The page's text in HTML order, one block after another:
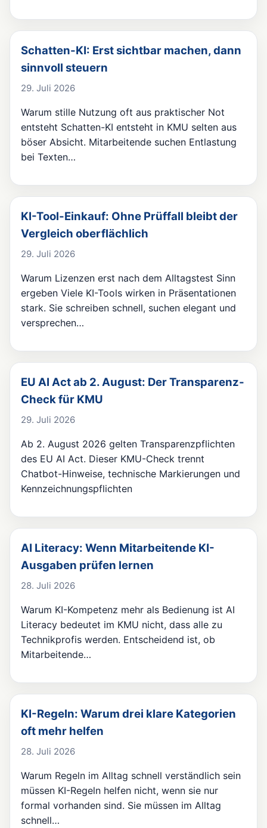
Schatten-KI: Erst sichtbar machen, dann
sinnvoll steuern
29. Juli 2026
Warum stille Nutzung oft aus praktischer Not
entsteht Schatten-KI entsteht in KMU selten aus
böser Absicht. Mitarbeitende suchen Entlastung
bei Texten…
KI-Tool-Einkauf: Ohne Prüffall bleibt der
Vergleich oberflächlich
29. Juli 2026
Warum Lizenzen erst nach dem Alltagstest Sinn
ergeben Viele KI-Tools wirken in Präsentationen
stark. Sie schreiben schnell, suchen elegant und
versprechen…
EU AI Act ab 2. August: Der Transparenz-
Check für KMU
29. Juli 2026
Ab 2. August 2026 gelten Transparenzpflichten
des EU AI Act. Dieser KMU-Check trennt
Chatbot-Hinweise, technische Markierungen und
Kennzeichnungspflichten
AI Literacy: Wenn Mitarbeitende KI-
Ausgaben prüfen lernen
28. Juli 2026
Warum KI-Kompetenz mehr als Bedienung ist AI
Literacy bedeutet im KMU nicht, dass alle zu
Technikprofis werden. Entscheidend ist, ob
Mitarbeitende…
KI-Regeln: Warum drei klare Kategorien
oft mehr helfen
28. Juli 2026
Warum Regeln im Alltag schnell verständlich sein
müssen KI-Regeln helfen nicht, wenn sie nur
formal vorhanden sind. Sie müssen im Alltag
schnell…